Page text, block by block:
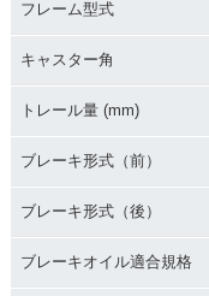
フレーム型式
キャスター角
トレール量 (mm)
ブレーキ形式（前）
ブレーキ形式（後）
ブレーキオイル適合規格